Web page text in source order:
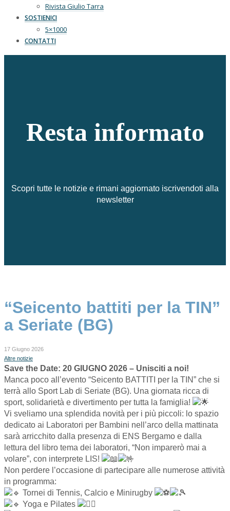
Rivista Giulio Tarra
SOSTIENICI
5×1000
CONTATTI
Resta informato
Scopri tutte le notizie e rimani aggiornato iscrivendoti alla
newsletter
“Seicento battiti per la TIN”
a Seriate (BG)
17 Giugno 2026
Altre notizie
Save the Date: 20 GIUGNO 2026 – Unisciti a noi!
​Manca poco all’evento “Seicento BATTITI per la TIN” che si
terrà allo Sport Lab di Seriate (BG). Una giornata ricca di
sport, solidarietà e divertimento per tutta la famiglia!
​Vi sveliamo una splendida novità per i più piccoli: lo spazio
dedicato ai Laboratori per Bambini nell’arco della mattinata
sarà arricchito dalla presenza di ENS Bergamo e dalla
lettura del libro tema dei laboratori, “Non imparerò mai a
volare”, con interprete LIS!
​Non perdere l’occasione di partecipare alle numerose attività
in programma:
Tornei di Tennis, Calcio e Minirugby
Yoga e Pilates